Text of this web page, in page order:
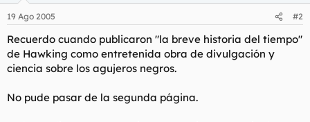
19 Ago 2005 #2
Recuerdo cuando publicaron "la breve historia del tiempo"
de Hawking como entretenida obra de divulgación y
ciencia sobre los agujeros negros.
No pude pasar de la segunda página.